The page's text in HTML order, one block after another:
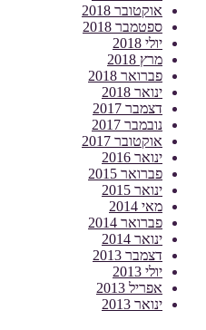
אוקטובר 2018
ספטמבר 2018
יולי 2018
מרץ 2018
פברואר 2018
ינואר 2018
דצמבר 2017
נובמבר 2017
אוקטובר 2017
ינואר 2016
פברואר 2015
ינואר 2015
מאי 2014
פברואר 2014
ינואר 2014
דצמבר 2013
יולי 2013
אפריל 2013
ינואר 2013